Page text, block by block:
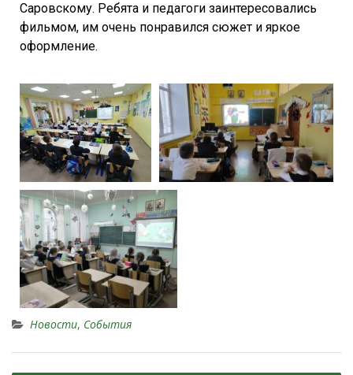
Саровскому. Ребята и педагоги заинтересовались
фильмом, им очень понравился сюжет и яркое
оформление.
Новости, События